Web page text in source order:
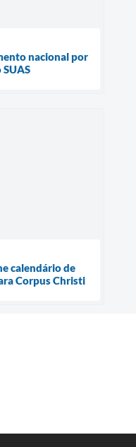
nacional por
calendário de
Corpus Christi